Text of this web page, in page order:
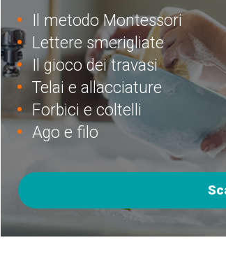
Il metodo Montessori
Lettere smerigliate
Il gioco dei travasi
Telai e allacciature
Forbici e coltelli
Ago e filo